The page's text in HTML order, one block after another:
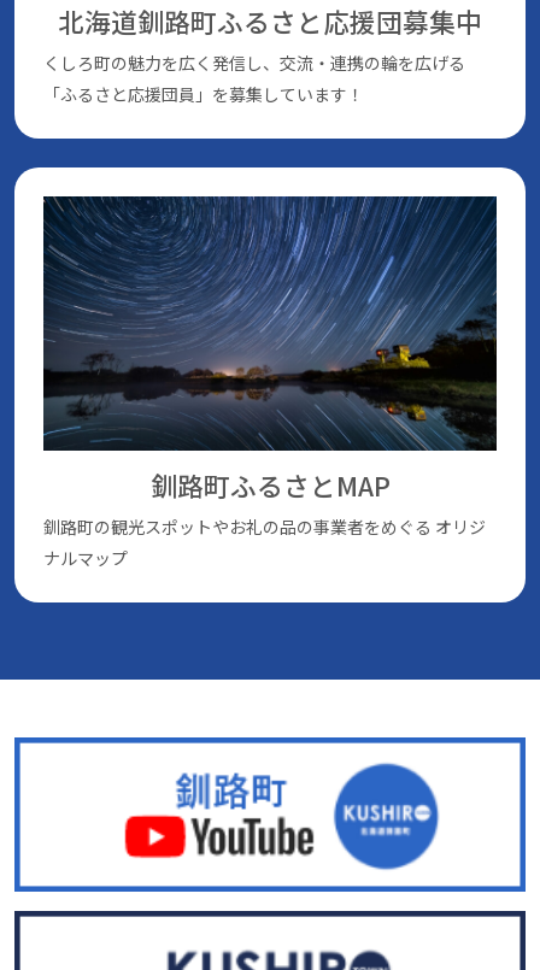
北海道釧路町ふるさと応援団募集中
くしろ町の魅⼒を広く発信し、交流・連携の輪を広げる
「ふるさと応援団員」を募集しています！
釧路町ふるさとMAP
釧路町の観光スポットやお礼の品の事業者をめぐる オリジ
ナルマップ